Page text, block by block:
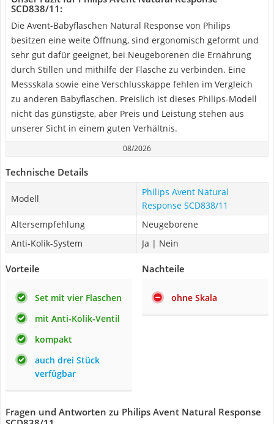
SCD838/11:
Die Avent-Babyflaschen Natural Response von Philips
besitzen eine weite Öffnung, sind ergonomisch geformt und
sehr gut dafür geeignet, bei Neugeborenen die Ernährung
durch Stillen und mithilfe der Flasche zu verbinden. Eine
Messskala sowie eine Verschlusskappe fehlen im Vergleich
zu anderen Babyflaschen. Preislich ist dieses Philips-Modell
nicht das günstigste, aber Preis und Leistung stehen aus
unserer Sicht in einem guten Verhältnis.
08/2026
Technische Details
Modell
Philips Avent Natural
Response SCD838/11
Altersempfehlung
Neugeborene
Anti-Kolik-System
Ja | Nein
Vorteile
Set mit vier Flaschen
mit Anti-Kolik-Ventil
kompakt
auch drei Stück
verfügbar
Nachteile
ohne Skala
Fragen und Antworten zu Philips Avent Natural Response